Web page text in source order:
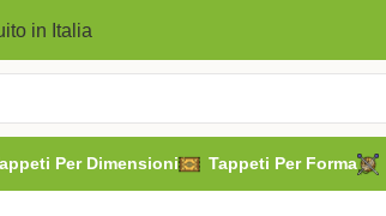
in Italia
Per Dimensioni Tappeti Per Forma